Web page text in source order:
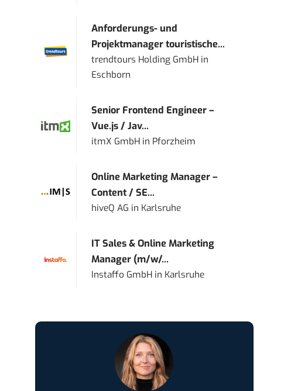
Anforderungs- und
Projektmanager touristische...
trendtours Holding GmbH in
Eschborn
Senior Frontend Engineer –
Vue.js / Jav...
itmX GmbH in Pforzheim
Online Marketing Manager –
Content / SE...
hiveQ AG in Karlsruhe
IT Sales & Online Marketing
Manager (m/w/...
Instaffo GmbH in Karlsruhe